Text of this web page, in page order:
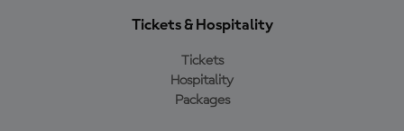
Tickets & Hospitality
Tickets
Hospitality
Packages